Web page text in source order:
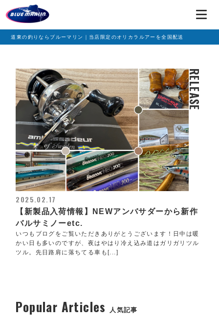
道東の釣りならブルーマリン｜当店限定のオリカラルアーを全国配送
RELEASE
2025.02.17
【新製品入荷情報】NEWアンバサダーから新作
バルサミノーetc.
いつもブログをご覧いただきありがとうございます！日中は暖
かい日も多いのですが、夜はやはり冷え込み道はガリガリツル
ツル。先日路肩に落ちてる車も[...]
Popular Articles 人気記事